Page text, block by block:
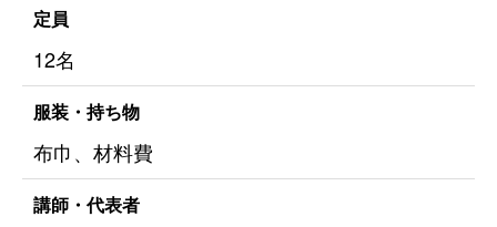
定員
12名
服装・持ち物
布巾、材料費
講師・代表者